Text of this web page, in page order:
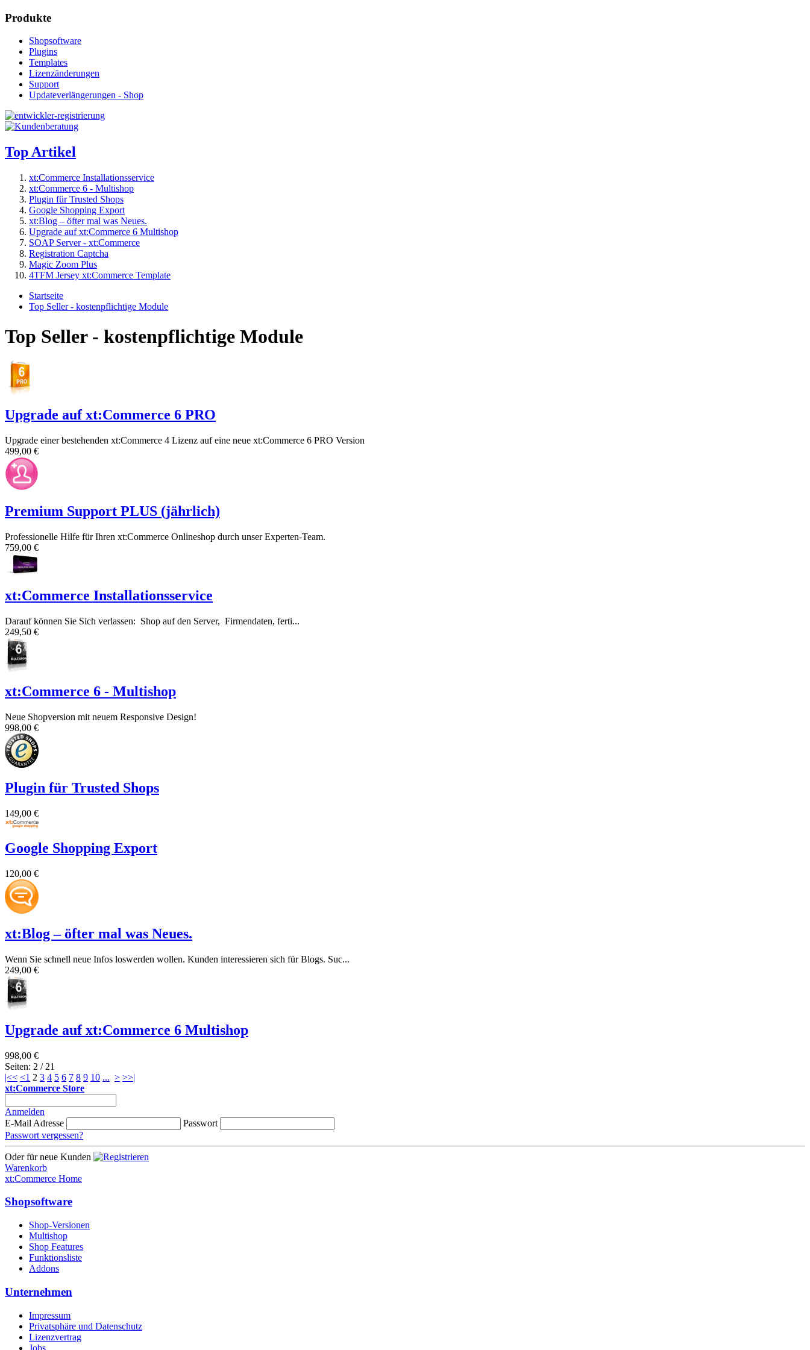
Produkte
Shopsoftware
Plugins
Templates
Lizenzänderungen
Support
Updateverlängerungen - Shop
Top Artikel
xt:Commerce Installationsservice
xt:Commerce 6 - Multishop
Plugin für Trusted Shops
Google Shopping Export
xt:Blog – öfter mal was Neues.
Upgrade auf xt:Commerce 6 Multishop
SOAP Server - xt:Commerce
Registration Captcha
Magic Zoom Plus
4TFM Jersey xt:Commerce Template
Startseite
Top Seller - kostenpflichtige Module
Top Seller - kostenpflichtige Module
Upgrade auf xt:Commerce 6 PRO
Upgrade einer bestehenden xt:Commerce 4 Lizenz auf eine neue xt:Commerce 6 PRO Version
499,00 €
Premium Support PLUS (jährlich)
Professionelle Hilfe für Ihren xt:Commerce Onlineshop durch unser Experten-Team.
759,00 €
xt:Commerce Installationsservice
Darauf können Sie Sich verlassen: Shop auf den Server, Firmendaten, ferti...
249,50 €
xt:Commerce 6 - Multishop
Neue Shopversion mit neuem Responsive Design!
998,00 €
Plugin für Trusted Shops
149,00 €
Google Shopping Export
120,00 €
xt:Blog – öfter mal was Neues.
Wenn Sie schnell neue Infos loswerden wollen. Kunden interessieren sich für Blogs. Suc...
249,00 €
Upgrade auf xt:Commerce 6 Multishop
998,00 €
Seiten: 2 / 21
|<< <1 2 3 4 5 6 7 8 9 10 ... > >>|
xt:Commerce Store
Anmelden
E-Mail Adresse
Passwort
Passwort vergessen?
Oder für neue Kunden
Warenkorb
xt:Commerce Home
Shopsoftware
Shop-Versionen
Multishop
Shop Features
Funktionsliste
Addons
Unternehmen
Impressum
Privatsphäre und Datenschutz
Lizenzvertrag
Jobs